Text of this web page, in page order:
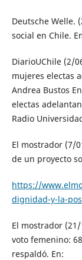
Deutsche Welle.
social en Chile.
DiarioUChile (2/
mujeres electas
Andrea Bustos
electas
Radio
El mostrador (7/
de un proyecto
https://
dignidad-y-la-
El mostrador
voto femenino:
respaldó. En: